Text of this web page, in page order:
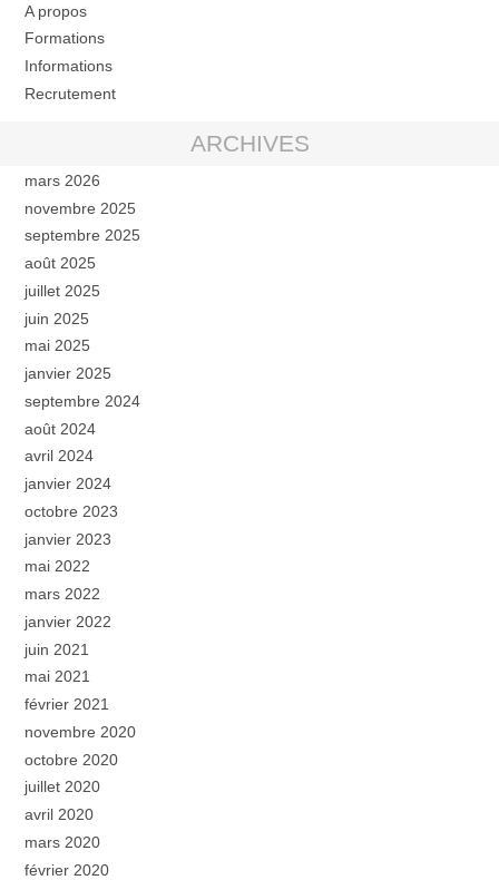
A propos
Formations
Informations
Recrutement
ARCHIVES
mars 2026
novembre 2025
septembre 2025
août 2025
juillet 2025
juin 2025
mai 2025
janvier 2025
septembre 2024
août 2024
avril 2024
janvier 2024
octobre 2023
janvier 2023
mai 2022
mars 2022
janvier 2022
juin 2021
mai 2021
février 2021
novembre 2020
octobre 2020
juillet 2020
avril 2020
mars 2020
février 2020